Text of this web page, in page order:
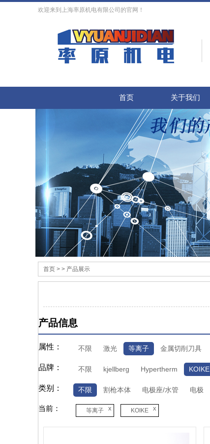
欢迎来到上海率原机电有限公司的官网！
首页 关于我们
首页 > > 产品展示
产品信息
属性： 不限 激光 等离子 金属切削刀具
品牌： 不限 kjellberg Hypertherm KOIKE
类别： 不限 割枪本体 电极座/水管 电极
当前： 等离子 x KOIKE x